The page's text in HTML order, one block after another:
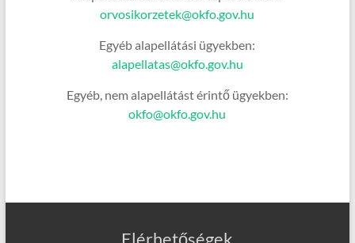
orvosikorzetek@okfo.gov.hu
Egyéb alapellátási ügyekben:
alapellatas@okfo.gov.hu
Egyéb, nem alapellátást érintő ügyekben:
okfo@okfo.gov.hu
Elérhetőségek